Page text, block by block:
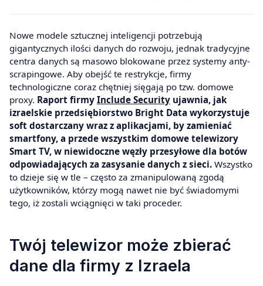
Nowe modele sztucznej inteligencji potrzebują
gigantycznych ilości danych do rozwoju, jednak tradycyjne
centra danych są masowo blokowane przez systemy anty-
scrapingowe. Aby obejść te restrykcje, firmy
technologiczne coraz chętniej sięgają po tzw. domowe
proxy. Raport firmy Include Security ujawnia, jak
izraelskie przedsiębiorstwo Bright Data wykorzystuje
soft dostarczany wraz z aplikacjami, by zamieniać
smartfony, a przede wszystkim domowe telewizory
Smart TV, w niewidoczne węzły przesyłowe dla botów
odpowiadających za zasysanie danych z sieci. Wszystko
to dzieje się w tle – często za zmanipulowaną zgodą
użytkowników, którzy mogą nawet nie być świadomymi
tego, iż zostali wciągnięci w taki proceder.
Twój telewizor może zbierać
dane dla firmy z Izraela